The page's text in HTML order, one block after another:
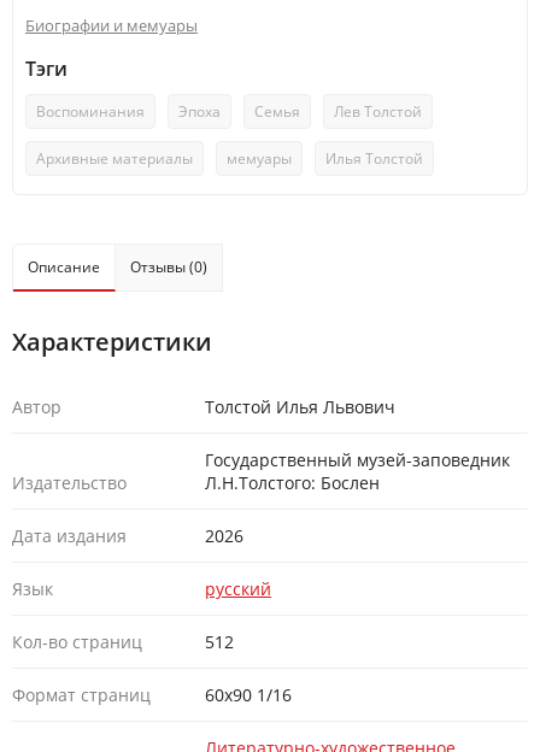
Биографии и мемуары
Тэги
Воспоминания Эпоха Семья Лев Толстой
Архивные материалы мемуары Илья Толстой
Описание Отзывы (0)
Характеристики
Автор Толстой Илья Львович
Издательство
Государственный музей-заповедник
Л.Н.Толстого: Бослен
Дата издания 2026
Язык русский
Кол-во страниц 512
Формат страниц 60х90 1/16